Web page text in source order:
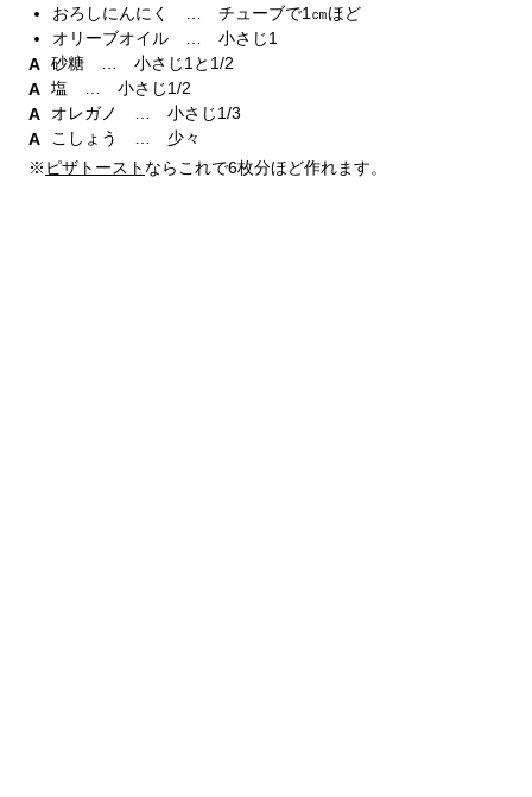
おろしにんにく … チューブで1㎝ほど
オリーブオイル … 小さじ1
砂糖 … 小さじ1と1/2
塩 … 小さじ1/2
オレガノ … 小さじ1/3
こしょう … 少々
※ ピザトースト ならこれで6枚分ほど作れます。